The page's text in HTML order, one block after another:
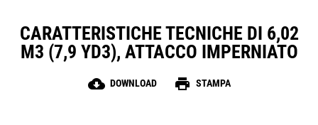
CARATTERISTICHE TECNICHE DI 6,02
M3 (7,9 YD3), ATTACCO IMPERNIATO
cloud_download DOWNLOAD print STAMPA